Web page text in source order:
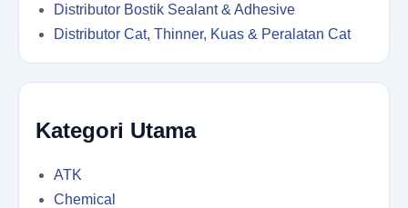
Distributor Bostik Sealant & Adhesive
Distributor Cat, Thinner, Kuas & Peralatan Cat
Kategori Utama
ATK
Chemical